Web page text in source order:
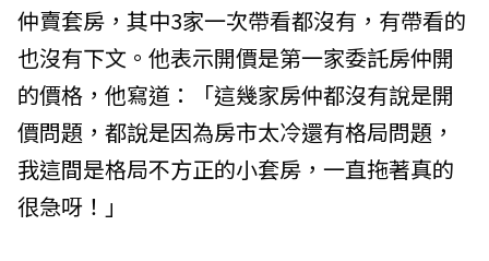
仲賣套房，其中3家一次帶看都沒有，有帶看的
也沒有下文。他表示開價是第一家委託房仲開
的價格，他寫道：「這幾家房仲都沒有說是開
價問題，都說是因為房市太冷還有格局問題，
我這間是格局不方正的小套房，一直拖著真的
很急呀！」